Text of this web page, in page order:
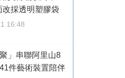
改採透明塑膠袋
16:48
聚」串聯阿里山8
件藝術裝置陪伴